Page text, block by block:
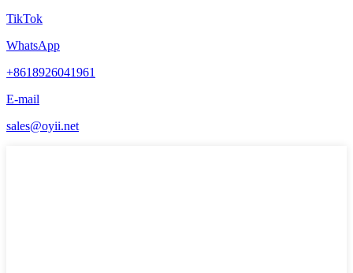
TikTok
WhatsApp
+8618926041961
E-mail
sales@oyii.net